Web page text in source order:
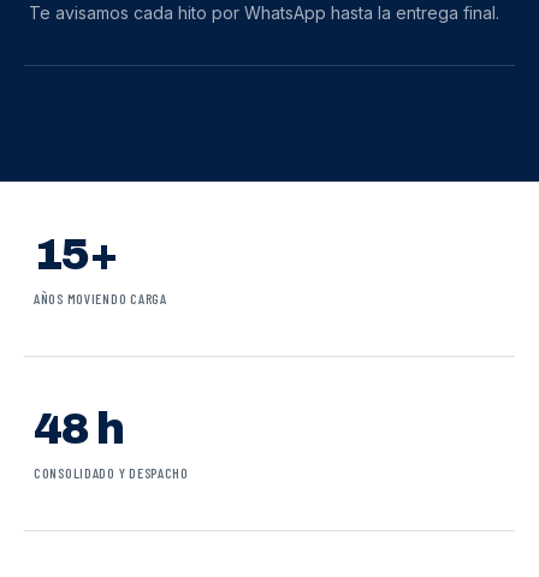
Te avisamos cada hito por WhatsApp hasta la entrega final.
15+
AÑOS MOVIENDO CARGA
48 h
CONSOLIDADO Y DESPACHO